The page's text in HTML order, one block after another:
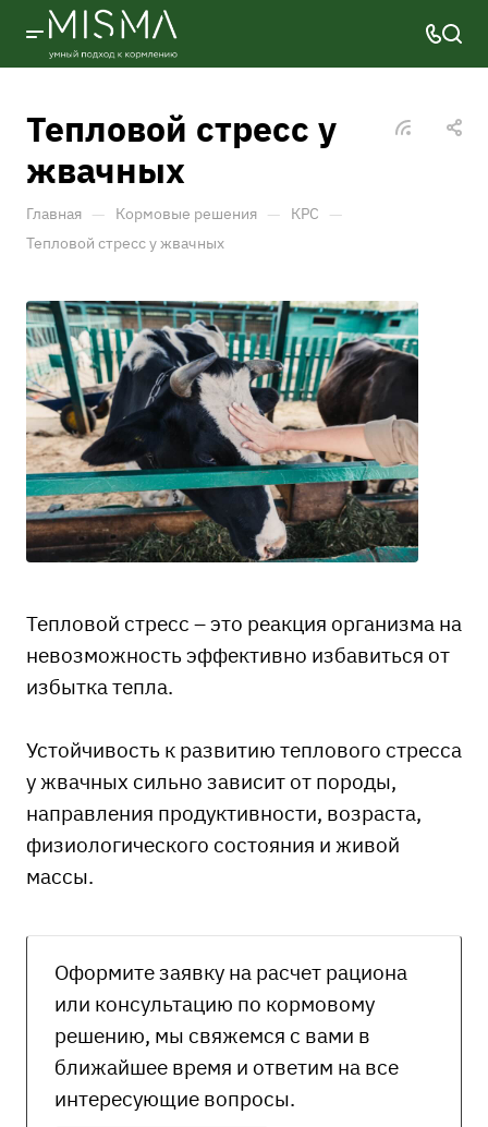
Тепловой стресс у
жвачных
Главная — Кормовые решения — КРС —
Тепловой стресс у жвачных
Тепловой стресс – это реакция организма на
невозможность эффективно избавиться от
избытка тепла.
Устойчивость к развитию теплового стресса
у жвачных сильно зависит от породы,
направления продуктивности, возраста,
физиологического состояния и живой
массы.
Оформите заявку на расчет рациона
или консультацию по кормовому
решению, мы свяжемся с вами в
ближайшее время и ответим на все
интересующие вопросы.